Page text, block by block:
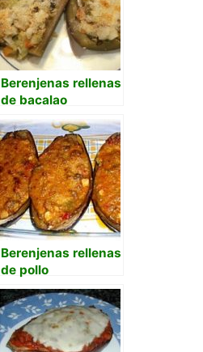
Berenjenas rellenas
de bacalao
Berenjenas rellenas
de pollo